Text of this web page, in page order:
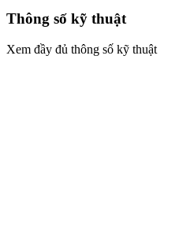
Thông số kỹ thuật
Xem đầy đủ thông số kỹ thuật